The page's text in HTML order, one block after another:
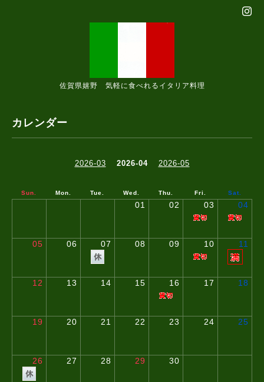
佐賀県嬉野 気軽に食べれるイタリア料理
カレンダー
2026-03 2026-04 2026-05
Sun. Mon. Tue. Wed. Thu. Fri. Sat.
01 02 03 04
05 06 07 08 09 10 11
12 13 14 15 16 17 18
19 20 21 22 23 24 25
26 27 28 29 30